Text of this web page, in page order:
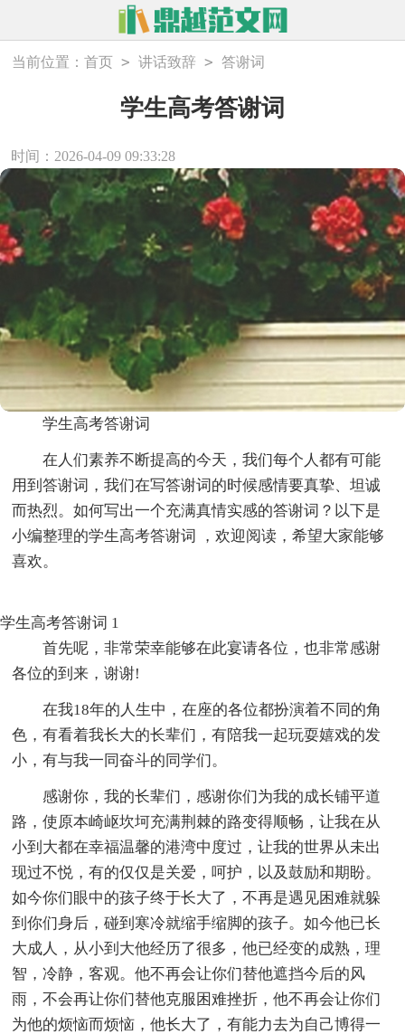
当前位置：首页 > 讲话致辞 > 答谢词
学生高考答谢词
时间：2026-04-09 09:33:28
学生高考答谢词
在人们素养不断提高的今天，我们每个人都有可能
用到答谢词，我们在写答谢词的时候感情要真挚、坦诚
而热烈。如何写出一个充满真情实感的答谢词？以下是
小编整理的学生高考答谢词 ，欢迎阅读，希望大家能够
喜欢。
学生高考答谢词 1
首先呢，非常荣幸能够在此宴请各位，也非常感谢
各位的到来，谢谢!
在我18年的人生中，在座的各位都扮演着不同的角
色，有看着我长大的长辈们，有陪我一起玩耍嬉戏的发
小，有与我一同奋斗的同学们。
感谢你，我的长辈们，感谢你们为我的成长铺平道
路，使原本崎岖坎坷充满荆棘的路变得顺畅，让我在从
小到大都在幸福温馨的港湾中度过，让我的世界从未出
现过不悦，有的仅仅是关爱，呵护，以及鼓励和期盼。
如今你们眼中的孩子终于长大了，不再是遇见困难就躲
到你们身后，碰到寒冷就缩手缩脚的孩子。如今他已长
大成人，从小到大他经历了很多，他已经变的成熟，理
智，冷静，客观。他不再会让你们替他遮挡今后的风
雨，不会再让你们替他克服困难挫折，他不再会让你们
为他的烦恼而烦恼，他长大了，有能力去为自己博得一